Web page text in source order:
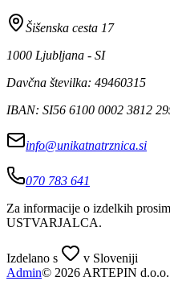
Šišenska cesta 17
1000 Ljubljana - SI
Davčna številka: 49460315
IBAN: SI56 6100 0002 3812
info@unikatnatrznica.si
070 783 641
Za informacije o izdelkih
USTVARJALCA.
Izdelano s
v Sloveniji
Admin© 2026 ARTEPIN d.o.o.